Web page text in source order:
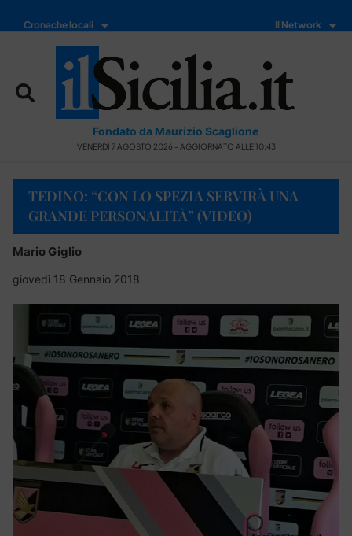
Cronache locali Il Network
Fondato da Maurizio Scaglione
VENERDÌ 7 AGOSTO 2026 - AGGIORNATO ALLE 10:43
TEDINO: “CON LO SPEZIA SERVIRÀ UNA
GRANDE PERSONALITÀ” (VIDEO)
Mario Giglio
giovedì 18 Gennaio 2018